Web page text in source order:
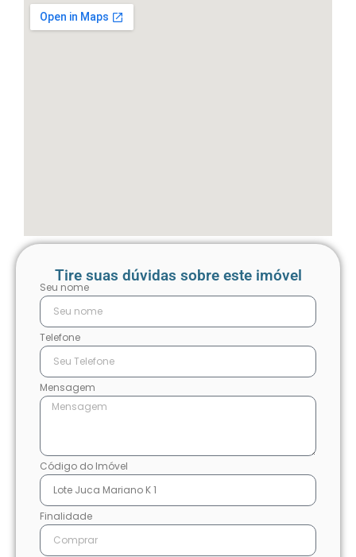
Tire suas dúvidas sobre este imóvel
Seu nome
Telefone
Mensagem
Código do Imóvel
Finalidade